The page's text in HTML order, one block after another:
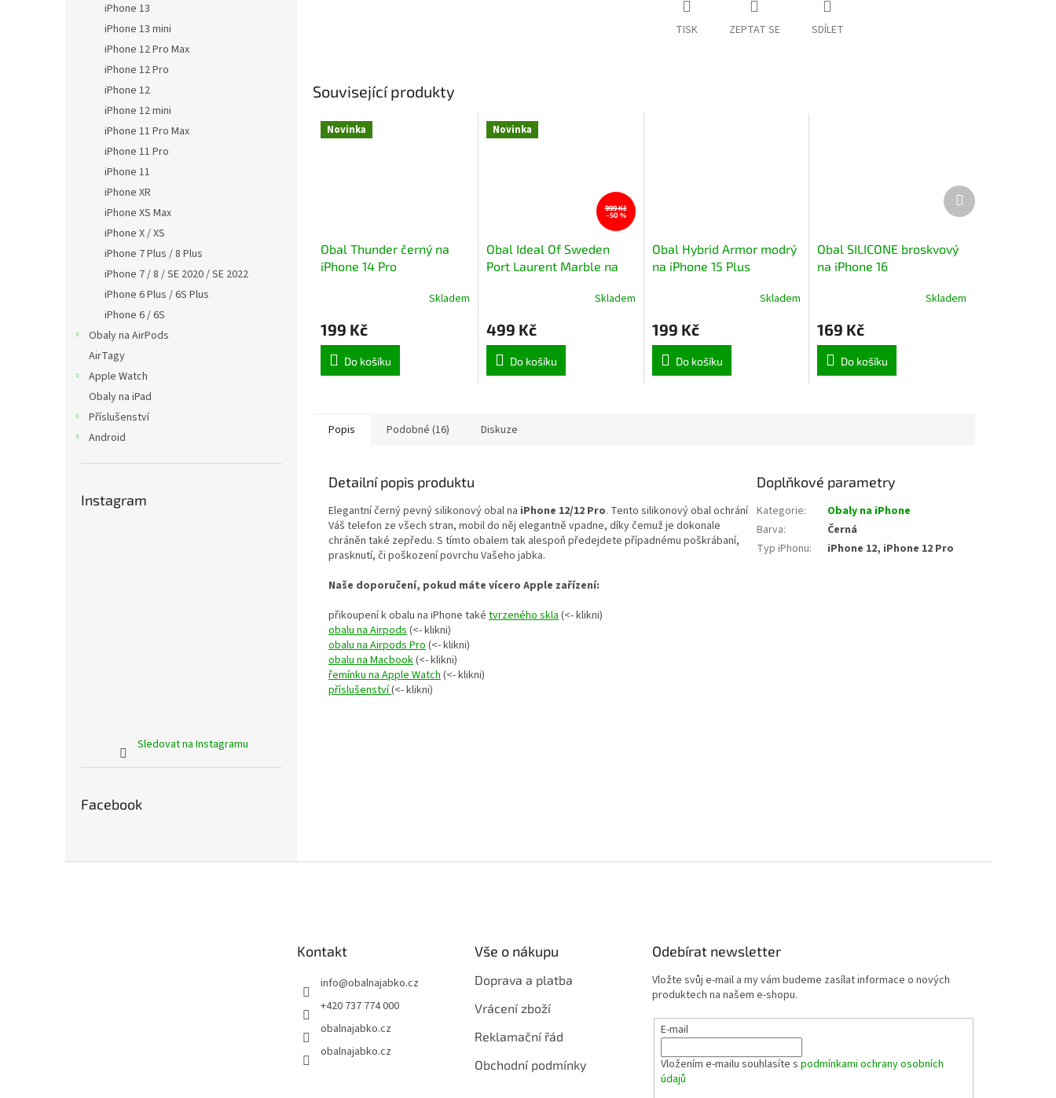
iPhone 13
iPhone 13 mini
iPhone 12 Pro Max
iPhone 12 Pro
iPhone 12
iPhone 12 mini
iPhone 11 Pro Max
iPhone 11 Pro
iPhone 11
iPhone XR
iPhone XS Max
iPhone X / XS
iPhone 7 Plus / 8 Plus
iPhone 7 / 8 / SE 2020 / SE 2022
iPhone 6 Plus / 6S Plus
iPhone 6 / 6S
Obaly na AirPods
AirTagy
Apple Watch
Obaly na iPad
Příslušenství
Android
Instagram
Sledovat na Instagramu
Facebook
TISK ZEPTAT SE SDÍLET
Související produkty
Novinka
Obal Thunder černý na
iPhone 14 Pro
Skladem
199 Kč
Do košíku
Novinka
999 Kč
–50 %
Obal Ideal Of Sweden
Port Laurent Marble na
Skladem
499 Kč
Do košíku
Obal Hybrid Armor modrý
na iPhone 15 Plus
Skladem
199 Kč
Do košíku
Obal SILICONE broskvový
na iPhone 16
Skladem
169 Kč
Do košíku
Další
produkt
Popis Podobné (16) Diskuze
Detailní popis produktu
Elegantní černý pevný silikonový obal na iPhone 12/12 Pro. Tento silikonový obal ochrání
Váš telefon ze všech stran, mobil do něj elegantně vpadne, díky čemuž je dokonale
chráněn také zepředu. S tímto obalem tak alespoň předejdete případnému poškrábaní,
prasknutí, či poškozenípovrchu Vašeho jabka.
Naše doporučení, pokud máte vícero Apple zařízení:
přikoupení k obalu na iPhone také tvrzeného skla(<- klikni)
obalu na Airpods(<- klikni)
obalu na Airpods Pro(<- klikni)
obalu na Macbook(<- klikni)
řemínku na Apple Watch(<- klikni)
příslušenství(<- klikni)
Doplňkové parametry
Kategorie:
Obaly na iPhone
Barva:
Černá
Typ iPhonu: iPhone 12, iPhone 12 Pro
Kontakt
info@obalnajabko.cz
+420 737 774 000
obalnajabko.cz
obalnajabko.cz
Vše o nákupu
Doprava a platba
Vrácení zboží
Reklamační řád
Obchodní podmínky
Odebírat newsletter
Vložte svůj e-mail a my vám budeme zasílat informace o nových
produktech na našem e-shopu.
E-mail
Vložením e-mailu souhlasíte spodmínkami ochrany osobních
údajů